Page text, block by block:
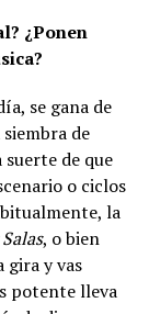
¿Ponen
se gana de
de
suerte de que
o ciclos
la
, o bien
gira y vas
potente lleva